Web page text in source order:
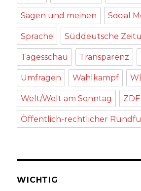
Sagen und meinen Social
Sprache Süddeutsche
Tagesschau Transparenz
Umfragen Wahlkampf
Welt/Welt am Sonntag ZDF
Öffentlich-rechtlicher
WICHTIG